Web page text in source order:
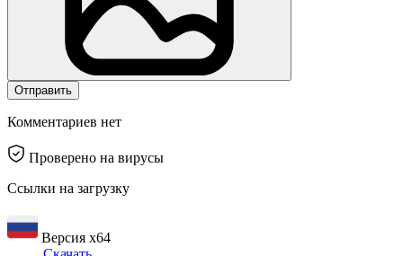
Отправить
Комментариев нет
Проверено на вирусы
Ссылки на загрузку
Версия x64